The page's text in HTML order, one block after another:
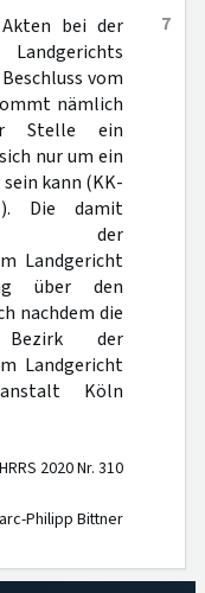
7
bei der
vom
nämlich
Stelle ein
nur um ein
kann (KK-
Die damit
der
Landgericht
über den
nachdem die
der
Landgericht
Köln
HRRS 2020 Nr. 310
Philipp Bittner